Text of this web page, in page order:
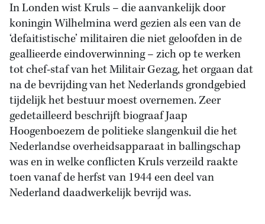
In Londen wist Kruls – die aanvankelijk door
koningin Wilhelmina werd gezien als een van de
‘defaitistische’ militairen die niet geloofden in de
geallieerde eindoverwinning – zich op te werken
tot chef-staf van het Militair Gezag, het orgaan dat
na de bevrijding van het Nederlands grondgebied
tijdelijk het bestuur moest overnemen. Zeer
gedetailleerd beschrijft biograaf Jaap
Hoogenboezem de politieke slangenkuil die het
Nederlandse overheidsapparaat in ballingschap
was en in welke conflicten Kruls verzeild raakte
toen vanaf de herfst van 1944 een deel van
Nederland daadwerkelijk bevrijd was.